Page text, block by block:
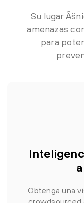
Su lugar
amenazas
para
Obtenga una